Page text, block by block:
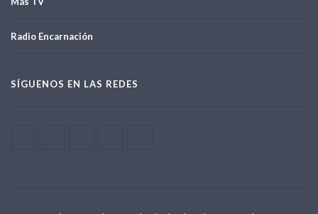
Radio Encarnación
SÍGUENOS EN LAS REDES